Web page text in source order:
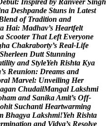
ebut: Inspired by Ranveer Singh
na Deshpande Stuns in Latest
lend of Tradition and
a Hai: Madhav’s Heartfelt
a Scooter That Left Everyone
ha Chakraborty’s Real-Life
Sherleen Dutt Stunning
tility and StyleYeh Rishta Kya
’s Reunion: Dreams and
ral Marvel: Unveiling Her
agan ChudailMangal Lakshmi
ham and SanikaAmit’s Off-
ohit Suchanti Heartwarming
Bhagya Lakshmi!Yeh Rishta
rmination and Vidya’s Resolve